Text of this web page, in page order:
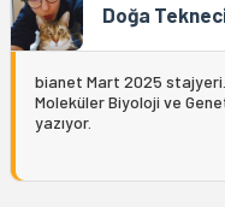
Doğa
bianet Mart 2025
Moleküler Biyoloji ve
yazıyor.